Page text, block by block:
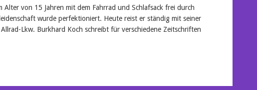
Alter von 15 Jahren mit dem Fahrrad und Schlafsack frei durch
wurde perfektioniert. Heute reist er ständig mit seiner
Lkw. Burkhard Koch schreibt für verschiedene Zeitschriften